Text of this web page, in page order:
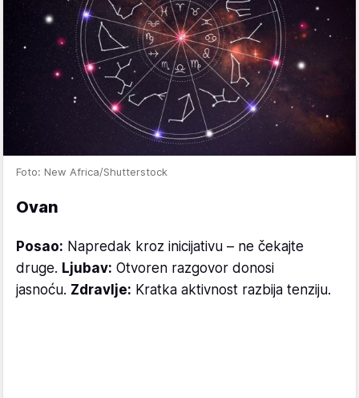
Foto: New Africa/Shutterstock
Ovan
Posao: Napredak kroz inicijativu – ne čekajte
druge. Ljubav: Otvoren razgovor donosi
jasnoću. Zdravlje: Kratka aktivnost razbija tenziju.